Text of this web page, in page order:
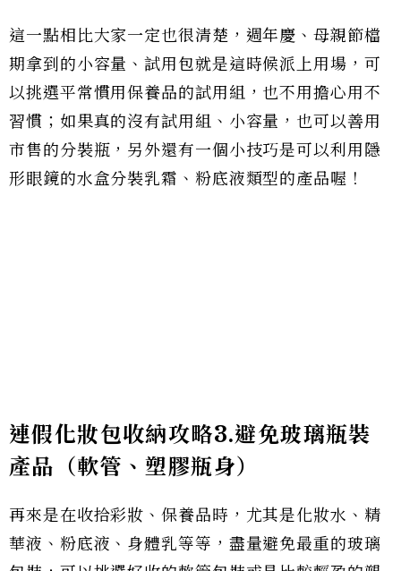
這一點相比大家一定也很清楚，週年慶、母親節檔
期拿到的小容量、試用包就是這時候派上用場，可
以挑選平常慣用保養品的試用組，也不用擔心用不
習慣；如果真的沒有試用組、小容量，也可以善用
市售的分裝瓶，另外還有一個小技巧是可以利用隱
形眼鏡的水盒分裝乳霜、粉底液類型的產品喔！
連假化妝包收納攻略3.避免玻璃瓶裝
產品（軟管、塑膠瓶身）
再來是在收拾彩妝、保養品時，尤其是化妝水、精
華液、粉底液、身體乳等等，盡量避免最重的玻璃